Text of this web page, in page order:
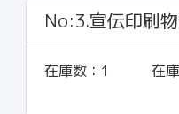
No:3.宣伝印刷
在庫数： 1 在